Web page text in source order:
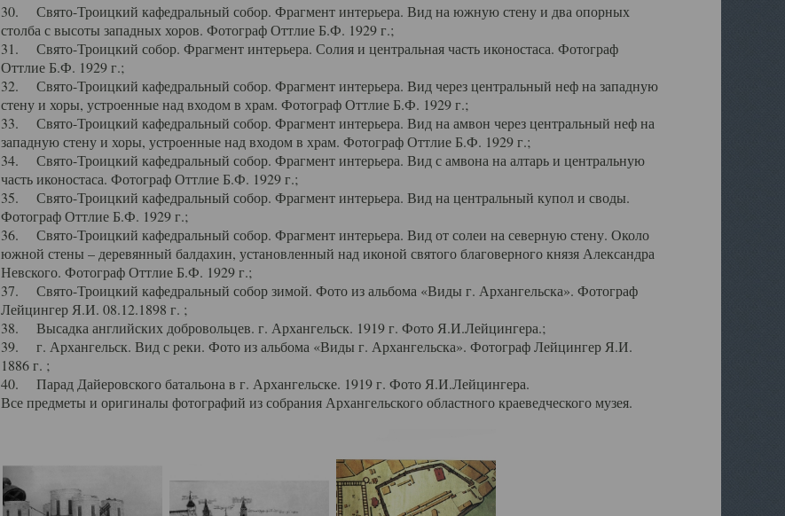
30. Свято-Троицкий кафедральный собор. Фрагмент интерьера. Вид на южную стену и два опорных
столба с высоты западных хоров. Фотограф Оттлие Б.Ф. 1929 г.;
31. Свято-Троицкий собор. Фрагмент интерьера. Солия и центральная часть иконостаса. Фотограф
Оттлие Б.Ф. 1929 г.;
32. Свято-Троицкий кафедральный собор. Фрагмент интерьера. Вид через центральный неф на западную
стену и хоры, устроенные над входом в храм. Фотограф Оттлие Б.Ф. 1929 г.;
33. Свято-Троицкий кафедральный собор. Фрагмент интерьера. Вид на амвон через центральный неф на
западную стену и хоры, устроенные над входом в храм. Фотограф Оттлие Б.Ф. 1929 г.;
34. Свято-Троицкий кафедральный собор. Фрагмент интерьера. Вид с амвона на алтарь и центральную
часть иконостаса. Фотограф Оттлие Б.Ф. 1929 г.;
35. Свято-Троицкий кафедральный собор. Фрагмент интерьера. Вид на центральный купол и своды.
Фотограф Оттлие Б.Ф. 1929 г.;
36. Свято-Троицкий кафедральный собор. Фрагмент интерьера. Вид от солеи на северную стену. Около
южной стены – деревянный балдахин, установленный над иконой святого благоверного князя Александра
Невского. Фотограф Оттлие Б.Ф. 1929 г.;
37. Свято-Троицкий кафедральный собор зимой. Фото из альбома «Виды г. Архангельска». Фотограф
Лейцингер Я.И. 08.12.1898 г. ;
38. Высадка английских добровольцев. г. Архангельск. 1919 г. Фото Я.И.Лейцингера.;
39. г. Архангельск. Вид с реки. Фото из альбома «Виды г. Архангельска». Фотограф Лейцингер Я.И.
1886 г. ;
40. Парад Дайеровского батальона в г. Архангельске. 1919 г. Фото Я.И.Лейцингера.
Все предметы и оригиналы фотографий из собрания Архангельского областного краеведческого музея.